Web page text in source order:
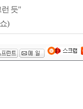
듯"
)